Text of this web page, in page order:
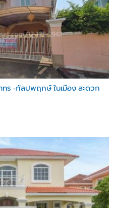
ทร -กัลปพฤกษ์ ในเมือง สะดวก